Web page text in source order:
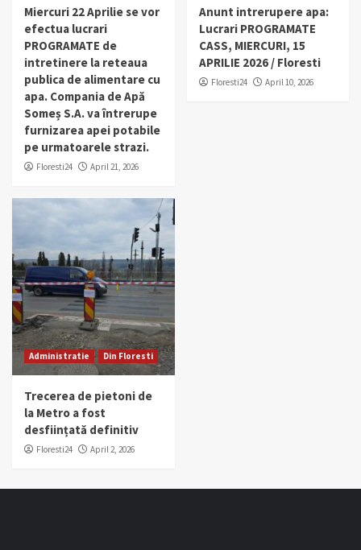
Miercuri 22 Aprilie se vor
efectua lucrari
PROGRAMATE de
intretinere la reteaua
publica de alimentare cu
apa. Compania de Apă
Someș S.A. va întrerupe
furnizarea apei potabile
pe urmatoarele strazi.
Floresti24 April 21, 2026
Anunt intrerupere apa:
Lucrari PROGRAMATE
CASS, MIERCURI, 15
APRILIE 2026 / Floresti
Floresti24 April 10, 2026
Administratie Din Floresti
Trecerea de pietoni de
la Metro a fost
desființată definitiv
Floresti24 April 2, 2026